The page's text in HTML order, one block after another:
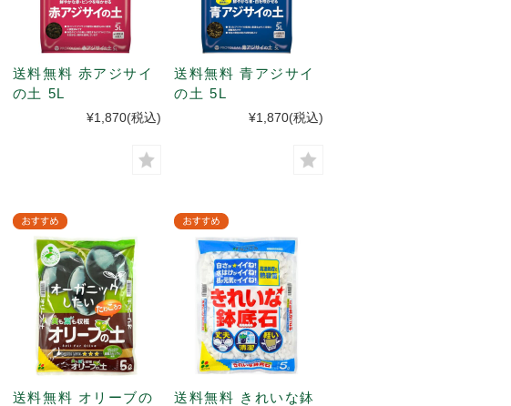
送料無料 赤アジサイ
の土 5L
¥1,870(税込)
送料無料 青アジサイ
の土 5L
¥1,870(税込)
送料無料 オリーブの
送料無料 きれいな鉢